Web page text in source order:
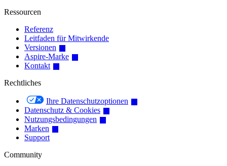
Ressourcen
Referenz
Leitfaden für Mitwirkende
Versionen
Aspire-Marke
Kontakt
Rechtliches
Ihre Datenschutzoptionen
Datenschutz & Cookies
Nutzungsbedingungen
Marken
Support
Community